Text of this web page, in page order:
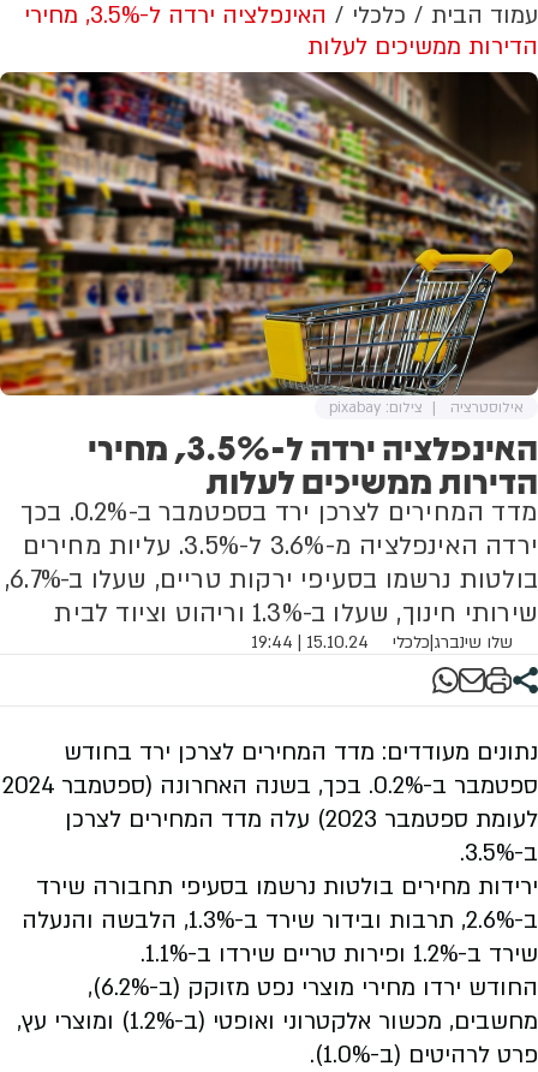
עמוד הבית כלכלי
האינפלציה ירדה ל-3.5%, מחירי
הדירות ממשיכים לעלות
האינפלציה ירדה ל-3.5%, מחירי
הדירות ממשיכים לעלות
מדד המחירים לצרכן ירד בספטמבר ב-0.2%. בכך
ירדה האינפלציה מ-3.6% ל-3.5%. עליות מחירים
בולטות נרשמו בסעיפי ירקות טריים, שעלו ב-6.7%,
שירותי חינוך, שעלו ב-1.3% וריהוט וציוד לבית
שלו שינברג|כלכלי 15.10.24 | 19:44
אילוסטרציה צילום: pixabay
נתונים מעודדים: מדד המחירים לצרכן ירד בחודש
ספטמבר ב-0.2%. בכך, בשנה האחרונה (ספטמבר 2024
לעומת ספטמבר 2023) עלה מדד המחירים לצרכן
ב-3.5%.
ירידות מחירים בולטות נרשמו בסעיפי תחבורה שירד
ב-2.6%, תרבות ובידור שירד ב-1.3%, הלבשה והנעלה
שירד ב-1.2% ופירות טריים שירדו ב-1.1%.
החודש ירדו מחירי מוצרי נפט מזוקק (ב-6.2%),
מחשבים, מכשור אלקטרוני ואופטי (ב-1.2%) ומוצרי עץ,
פרט לרהיטים (ב-1.0%).